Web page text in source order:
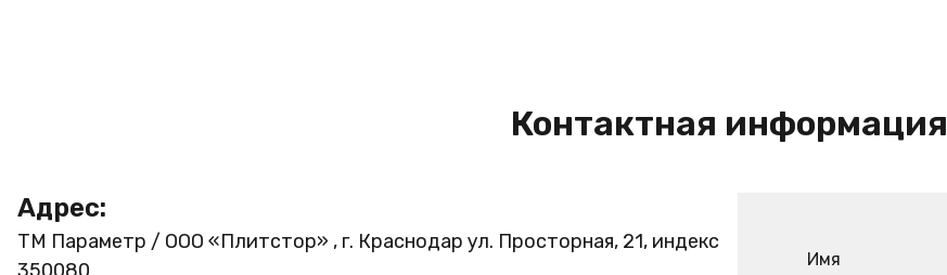
Контактная информация
Адрес:
ТМ Параметр / ООО «Плитстор» , г. Краснодар ул. Просторная, 21, индекс
Имя